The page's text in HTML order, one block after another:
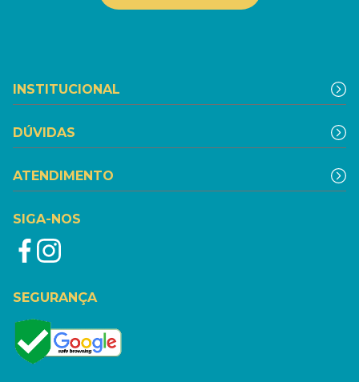
INSTITUCIONAL
DÚVIDAS
ATENDIMENTO
SIGA-NOS
SEGURANÇA